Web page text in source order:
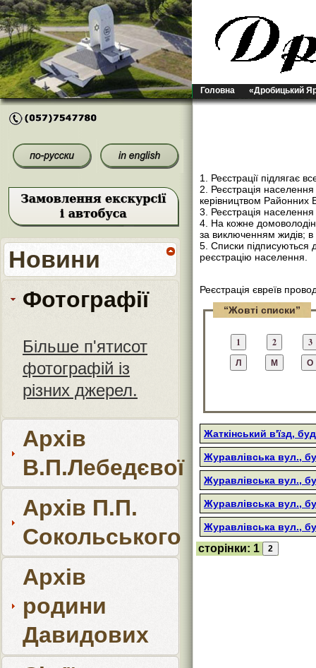
Головна «Дробицький
Новини
Фотографії
Більше п'ятисот
фотографій із
різних джерел.
Архів
В.П.Лебедєвої
Архів П.П.
Сокольського
Архів
родини
Давидових
1. Реєстрації підлягає
2. Реєстрація
керівництвом Районних
3. Реєстрація
4. На кожне
за виключенням жидів; в
5. Списки підписуються
реєстрацію населення.
Реєстрація євреїв
“Жовті списки”
Жаткінський в'їзд,
Журавлівська вул.,
Журавлівська вул.,
Журавлівська вул.,
Журавлівська вул.,
сторінки: 1